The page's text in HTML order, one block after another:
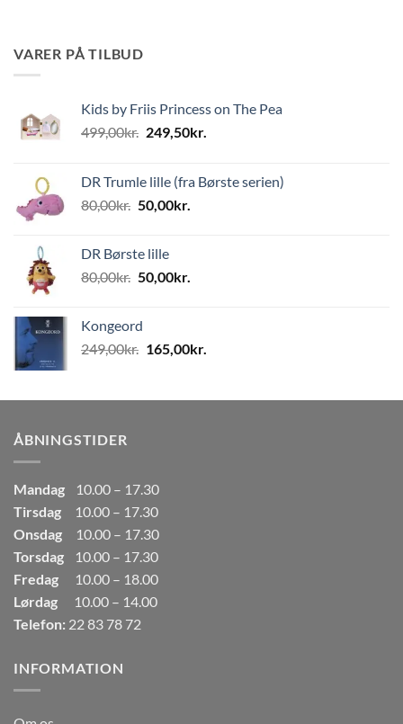
VARER PÅ TILBUD
Kids by Friis Princess on The Pea
499,00kr. Den
var:
499,00kr..
249,50kr.
er:
DR Trumle lille (fra Børste serien)
80,00kr. Den
var:
80,00kr..
50,00kr.
50,00kr..
DR Børste lille
80,00kr. Den
var:
80,00kr..
50,00kr.
50,00kr..
Kongeord
249,00kr. Den
var:
165,00kr.
er:
ÅBNINGSTIDER
Mandag
10.00 – 17.30
Tirsdag
10.00 – 17.30
Onsdag
10.00 – 17.30
Torsdag
10.00 – 17.30
Fredag
10.00 – 18.00
Lørdag
10.00 – 14.00
Telefon: 22 83 78 72
INFORMATION